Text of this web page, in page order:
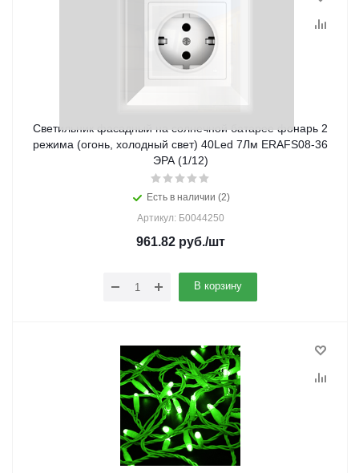
Светильник фасадный на солнечной батарее фонарь 2
режима (огонь, холодный свет) 40Led 7Лм ERAFS08-36
ЭРА (1/12)
Есть в наличии (2)
Артикул: Б0044250
961.82руб./шт
В корзину